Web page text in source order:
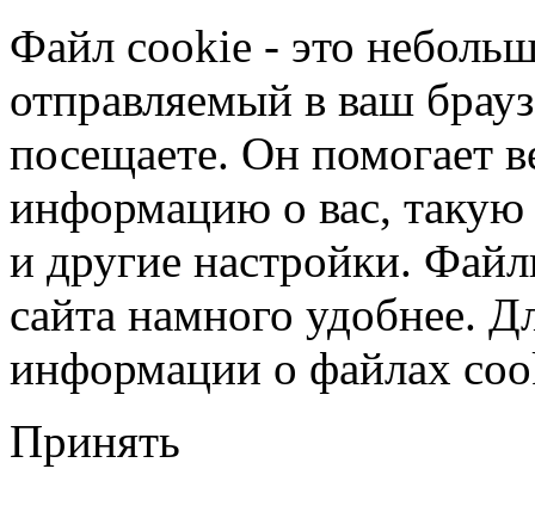
Файл cookie - это
отправляемый в ваш
посещаете. Он помогает
информацию о вас, такую
и другие настройки.
сайта намного удобнее.
информации о файлах
Принять